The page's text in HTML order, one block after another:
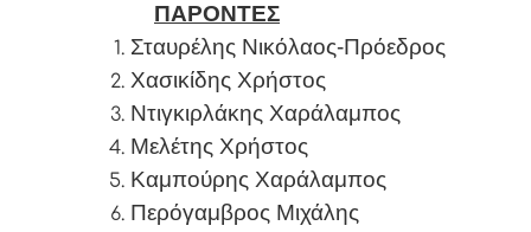
ΠΑΡΟΝΤΕΣ
Σταυρέλης Νικόλαος-Πρόεδρος
Χασικίδης Χρήστος
Ντιγκιρλάκης Χαράλαμπος
Μελέτης Χρήστος
Καμπούρης Χαράλαμπος
Περόγαμβρος Μιχάλης